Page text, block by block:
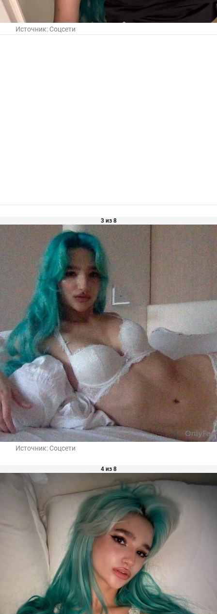
Источник: Соцсети
3 из 8
Источник: Соцсети
4 из 8